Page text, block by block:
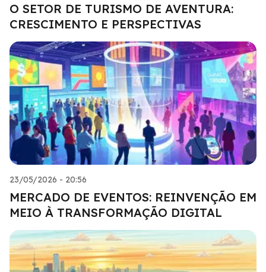
O SETOR DE TURISMO DE AVENTURA:
CRESCIMENTO E PERSPECTIVAS
23/05/2026 - 20:56
MERCADO DE EVENTOS: REINVENÇÃO EM
MEIO À TRANSFORMAÇÃO DIGITAL